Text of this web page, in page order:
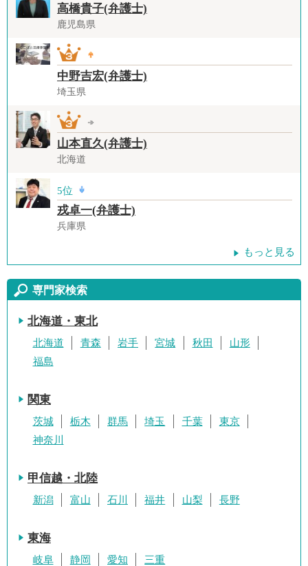
高橋貴子(弁護士)
鹿児島県
中野吉宏(弁護士)
埼玉県
山本直久(弁護士)
北海道
5位
戎卓一(弁護士)
兵庫県
もっと見る
専門家検索
北海道・東北
北海道 青森 岩手 宮城 秋田
山形
福島
関東
茨城 栃木 群馬 埼玉 千葉
東京
神奈川
甲信越・北陸
新潟 富山 石川 福井 山梨 長野
東海
岐阜 静岡 愛知 三重